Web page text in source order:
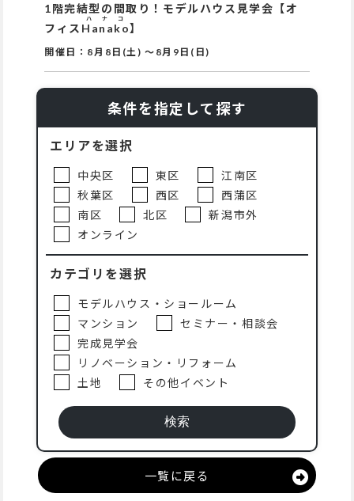
1階完結型の間取り！モデルハウス見学会【オ
フィス Hanako
ハナコ
】
開催日： 8月8日(土) ～ 8月9日(日)
条件を指定して探す
エリアを選択
中央区 東区
江南区
秋葉区
西区
西蒲区
南区
北区
新潟市外
オンライン
カテゴリを選択
モデルハウス・ショールーム
マンション
セミナー・相談会
完成見学会
リノベーション・リフォーム
土地
その他イベント
一覧に戻る